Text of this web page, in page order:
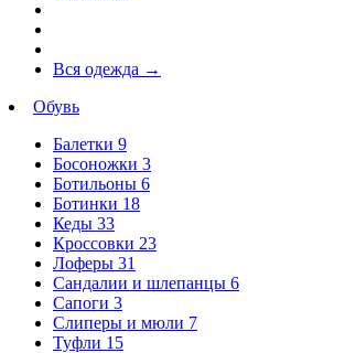
Вся одежда →
Обувь
Балетки 9
Босоножки 3
Ботильоны 6
Ботинки 18
Кеды 33
Кроссовки 23
Лоферы 31
Сандалии и шлепанцы 6
Сапоги 3
Слиперы и мюли 7
Туфли 15